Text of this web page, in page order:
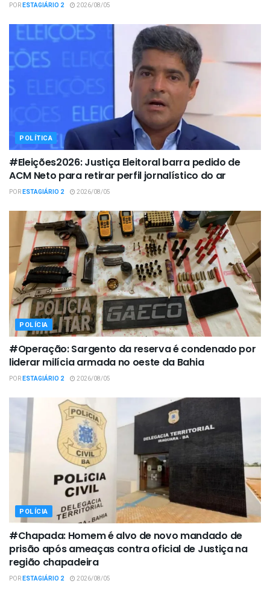
PORESTAGIÁRIO 2 2026/08/05
POLÍTICA
#Eleições2026: Justiça Eleitoral barra pedido de
ACM Neto para retirar perfil jornalístico do ar
PORESTAGIÁRIO 2 2026/08/05
POLÍCIA
#Operação: Sargento da reserva é condenado por
liderar milícia armada no oeste da Bahia
PORESTAGIÁRIO 2 2026/08/05
POLÍCIA
#Chapada: Homem é alvo de novo mandado de
prisão após ameaças contra oficial de Justiça na
região chapadeira
PORESTAGIÁRIO 2 2026/08/05